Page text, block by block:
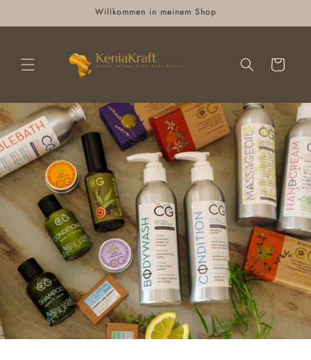
Inhalt
Willkommen in meinem Shop
Warenkorb